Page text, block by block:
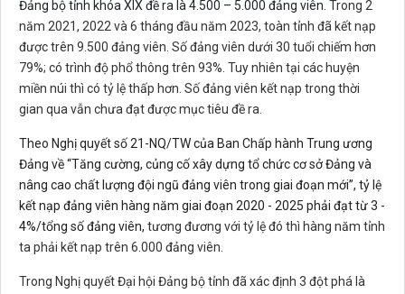
Đảng bộ tỉnh khóa XIX đề ra là 4.500 – 5.000 đảng viên. Trong 2
năm 2021, 2022 và 6 tháng đầu năm 2023, toàn tỉnh đã kết nạp
được trên 9.500 đảng viên. Số đảng viên dưới 30 tuổi chiếm hơn
79%; có trình độ phổ thông trên 93%. Tuy nhiên tại các huyện
miền núi thì có tỷ lệ thấp hơn. Số đảng viên kết nạp trong thời
gian qua vẫn chưa đạt được mục tiêu đề ra.
Theo Nghị quyết số 21-NQ/TW của Ban Chấp hành Trung ương
Đảng về “Tăng cường, củng cố xây dựng tổ chức cơ sở Đảng và
nâng cao chất lượng đội ngũ đảng viên trong giai đoạn mới”, tỷ lệ
kết nạp đảng viên hàng năm giai đoạn 2020 - 2025 phải đạt từ 3 -
4%/tổng số đảng viên, tương đương với tỷ lệ đó thì hàng năm tỉnh
ta phải kết nạp trên 6.000 đảng viên.
Trong Nghị quyết Đại hội Đảng bộ tỉnh đã xác định 3 đột phá là